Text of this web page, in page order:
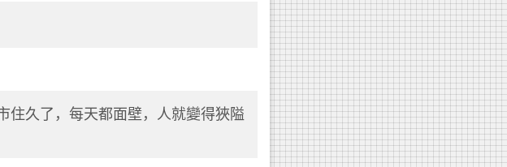
住久了，每天都面壁，人就變得狹隘